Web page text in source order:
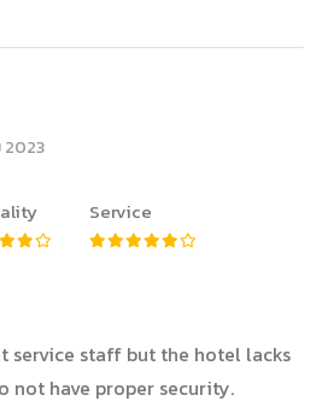
2023
Service
service staff but the hotel lacks
not have proper security.